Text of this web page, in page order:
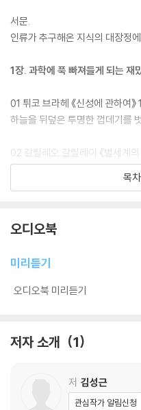
서문.
인류가 추구해온 지식의 대장정
1장. 과학에 푹 빠져들게 되는 재
01 튀코 브라헤 《신성에 관하여
하늘을 뒤덮은 투명한 껍데기를
02 갈릴레오 갈릴레이 《별세계의
망원경의 탄생, 천체의 경이로움
하마터면 선취권 논쟁으로 이어질
06 제이콥 브로노우스키 《인간
2장. 과학 혁명기, 인류사를 바꿔
목
오디오북
미리듣기
오디오북 미리듣기
저자 소개 1
저 김성근
관심작가 알림신청